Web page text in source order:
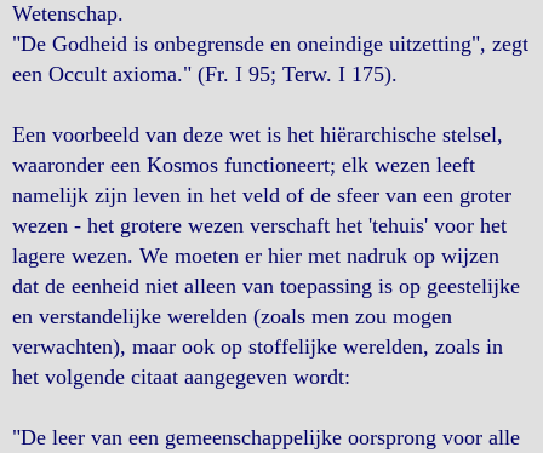
Wetenschap.
"De Godheid is onbegrensde en oneindige uitzetting", zegt
een Occult axioma." (Fr. I 95; Terw. I 175).
Een voorbeeld van deze wet is het hiërarchische stelsel,
waaronder een Kosmos functioneert; elk wezen leeft
namelijk zijn leven in het veld of de sfeer van een groter
wezen - het grotere wezen verschaft het 'tehuis' voor het
lagere wezen. We moeten er hier met nadruk op wijzen
dat de eenheid niet alleen van toepassing is op geestelijke
en verstandelijke werelden (zoals men zou mogen
verwachten), maar ook op stoffelijke werelden, zoals in
het volgende citaat aangegeven wordt:
"De leer van een gemeenschappelijke oorsprong voor alle